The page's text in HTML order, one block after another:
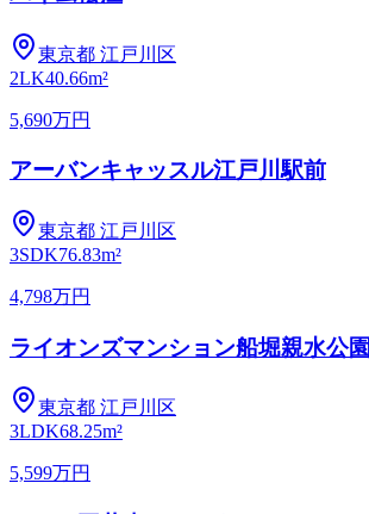
東京都 江戸川区
2LK40.66m²
5,690万円
アーバンキャッスル江戸川駅前
東京都 江戸川区
3SDK76.83m²
4,798万円
ライオンズマンション船堀親水公園
東京都 江戸川区
3LDK68.25m²
5,599万円